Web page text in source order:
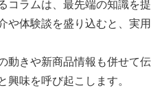
コラムは、最先端の知識を提
や体験談を盛り込むと、実用
動きや新商品情報も併せて伝
興味を呼び起こします。